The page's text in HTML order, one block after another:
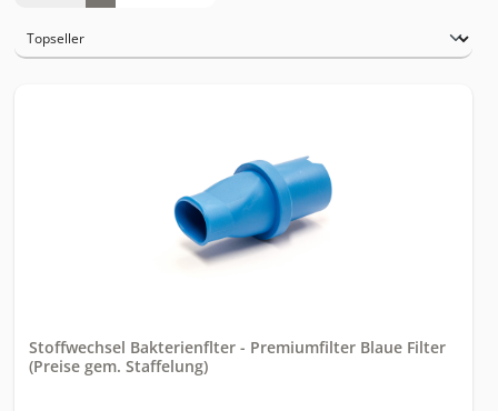
Stoffwechsel Bakterienflter - Premiumfilter Blaue Filter
(Preise gem. Staffelung)